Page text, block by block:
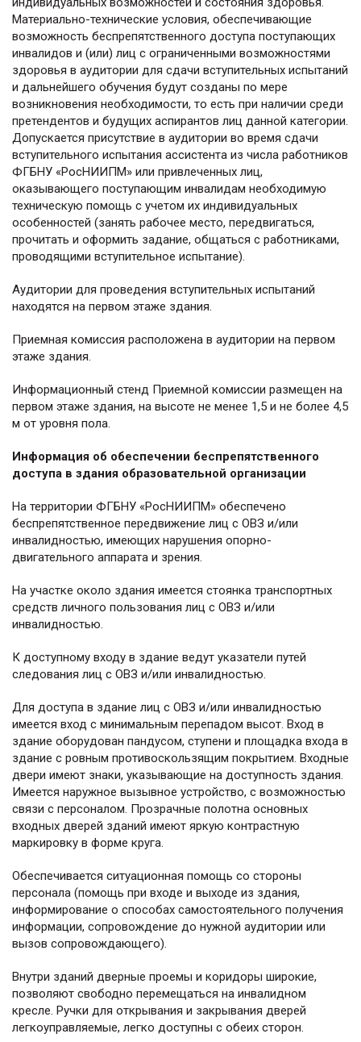
Материально-технические условия, обеспечивающие
возможность беспрепятственного доступа поступающих
инвалидов и (или) лиц с ограниченными возможностями
здоровья в аудитории для сдачи вступительных испытаний
и дальнейшего обучения будут созданы по мере
возникновения необходимости, то есть при наличии среди
претендентов и будущих аспирантов лиц данной категории.
Допускается присутствие в аудитории во время сдачи
вступительного испытания ассистента из числа работников
ФГБНУ «РосНИИПМ» или привлеченных лиц,
оказывающего поступающим инвалидам необходимую
техническую помощь с учетом их индивидуальных
особенностей (занять рабочее место, передвигаться,
прочитать и оформить задание, общаться с работниками,
проводящими вступительное испытание).
Аудитории для проведения вступительных испытаний
находятся на первом этаже здания.
Приемная комиссия расположена в аудитории на первом
этаже здания.
Информационный стенд Приемной комиссии размещен на
первом этаже здания, на высоте не менее 1,5 и не более 4,5
м от уровня пола.
Информация об обеспечении беспрепятственного
доступа в здания образовательной организации
На территории ФГБНУ «РосНИИПМ» обеспечено
беспрепятственное передвижение лиц с ОВЗ и/или
инвалидностью, имеющих нарушения опорно-
двигательного аппарата и зрения.
На участке около здания имеется стоянка транспортных
средств личного пользования лиц с ОВЗ и/или
инвалидностью.
К доступному входу в здание ведут указатели путей
следования лиц с ОВЗ и/или инвалидностью.
Для доступа в здание лиц с ОВЗ и/или инвалидностью
имеется вход с минимальным перепадом высот. Вход в
здание оборудован пандусом, ступени и площадка входа в
здание с ровным противоскользящим покрытием. Входные
двери имеют знаки, указывающие на доступность здания.
Имеется наружное вызывное устройство, с возможностью
связи с персоналом. Прозрачные полотна основных
входных дверей зданий имеют яркую контрастную
маркировку в форме круга.
Обеспечивается ситуационная помощь со стороны
персонала (помощь при входе и выходе из здания,
информирование о способах самостоятельного получения
информации, сопровождение до нужной аудитории или
вызов сопровождающего).
Внутри зданий дверные проемы и коридоры широкие,
позволяют свободно перемещаться на инвалидном
кресле. Ручки для открывания и закрывания дверей
легкоуправляемые, легко доступны с обеих сторон.